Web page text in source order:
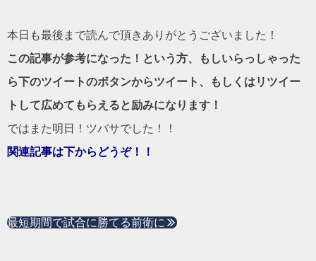
本日も最後まで読んで頂きありがとうございました！
この記事が参考になった！という方、もしいらっしゃった
ら下のツイートのボタンからツイート、もしくはリツイー
トして広めてもらえると励みになります！
ではまた明日！ツバサでした！！
関連記事は下からどうぞ！！
最短期間で試合に勝てる前衛に